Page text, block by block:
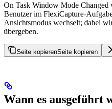
On Task Window Mode Changed
Benutzer im FlexiCapture-
Ansichtsmodus wechselt; dabei
übergeben.
Seite kopierenSeite kopieren
Wann es ausgeführt